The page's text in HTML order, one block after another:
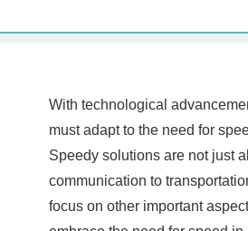
With technological
must adapt to the need for
Speedy solutions are not just
communication to
focus on other important